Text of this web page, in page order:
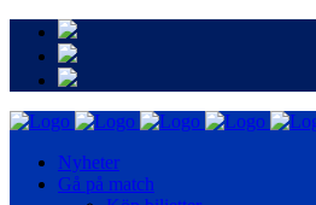
Nyheter
Gå på match